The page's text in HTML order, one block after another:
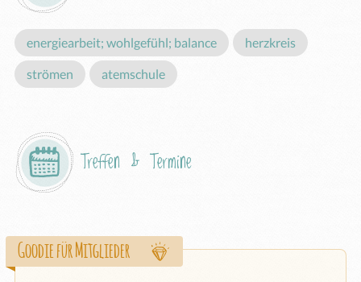
energiearbeit; wohlgefühl; balance herzkreis
strömen atemschule
Treffen & Termine
Goodie für Mitglieder